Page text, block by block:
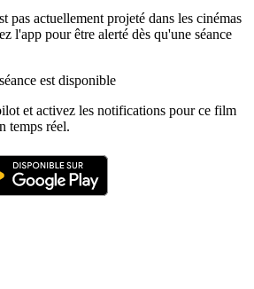
pas actuellement projeté dans les cinémas
l'app pour être alerté dès qu'une séance
est disponible
et activez les notifications pour ce film
temps réel.